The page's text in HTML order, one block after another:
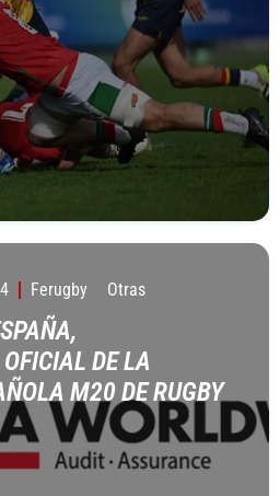
Ferugby Otras
DE LA
M20 DE RUGBY